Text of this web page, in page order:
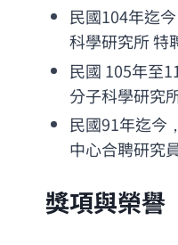
民國104年迄
科學研究所 特
民國 105年至
分子科學研究
民國91年迄今
中心合聘研究
獎項與榮譽